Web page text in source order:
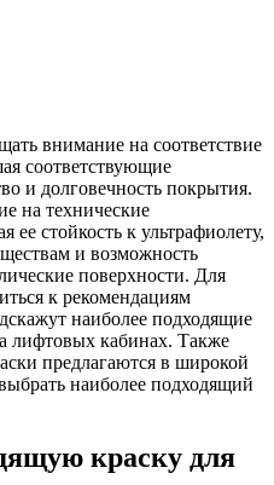
внимание на соответствие
соответствующие
и долговечность покрытия.
на технические
ее стойкость к ультрафиолету,
и возможность
поверхности. Для
к рекомендациям
наиболее подходящие
лифтовых кабинах. Также
предлагаются в широкой
наиболее подходящий
краску для